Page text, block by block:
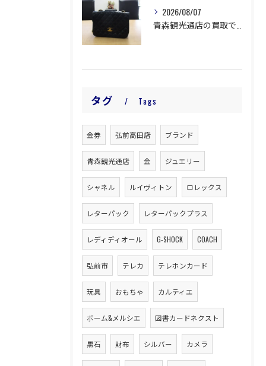
2026/08/07
タグ Tags
金券 弘前高田店 ブランド
青森観光通店 金 ジュエリー
シャネル ルイヴィトン ロレックス
レターパック レターパックプラス
レディディオール G-SHOCK COACH
弘前市 テレカ テレホンカード
玩具 おもちゃ カルティエ
ボーム&メルシエ 図書カードネクスト
黒石 財布 シルバー カメラ